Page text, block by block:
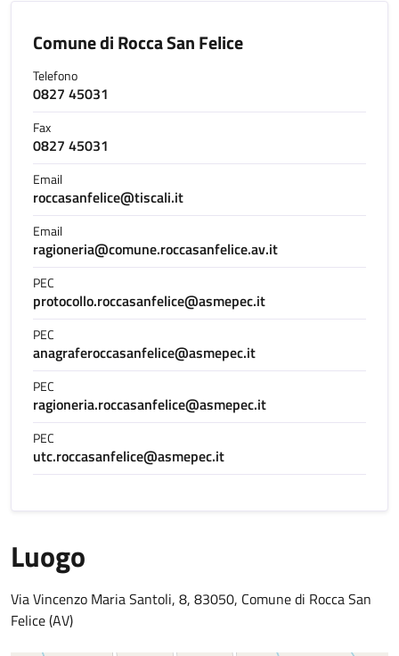
Comune di Rocca San Felice
Telefono
0827 45031
Fax
0827 45031
Email
roccasanfelice@tiscali.it
Email
ragioneria@comune.roccasanfelice.av.it
PEC
protocollo.roccasanfelice@asmepec.it
PEC
anagraferoccasanfelice@asmepec.it
PEC
ragioneria.roccasanfelice@asmepec.it
PEC
utc.roccasanfelice@asmepec.it
Luogo
Via Vincenzo Maria Santoli, 8, 83050, Comune di Rocca San
Felice (AV)